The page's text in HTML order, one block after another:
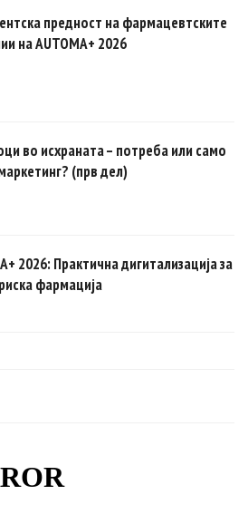
предност на фармацевтските
на AUTOMA+ 2026
во исхраната – потреба или само
(прв дел)
2026: Практична дигитализација за
фармација